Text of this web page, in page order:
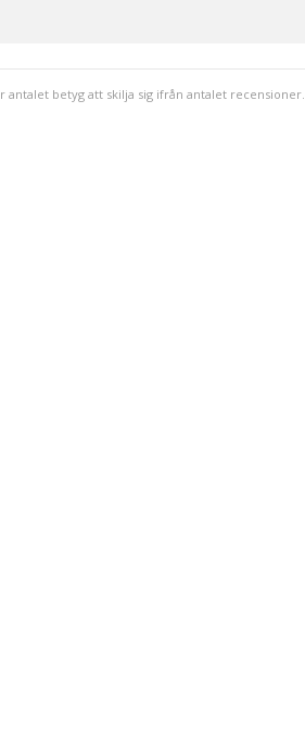
betyg att skilja sig ifrån antalet recensioner.